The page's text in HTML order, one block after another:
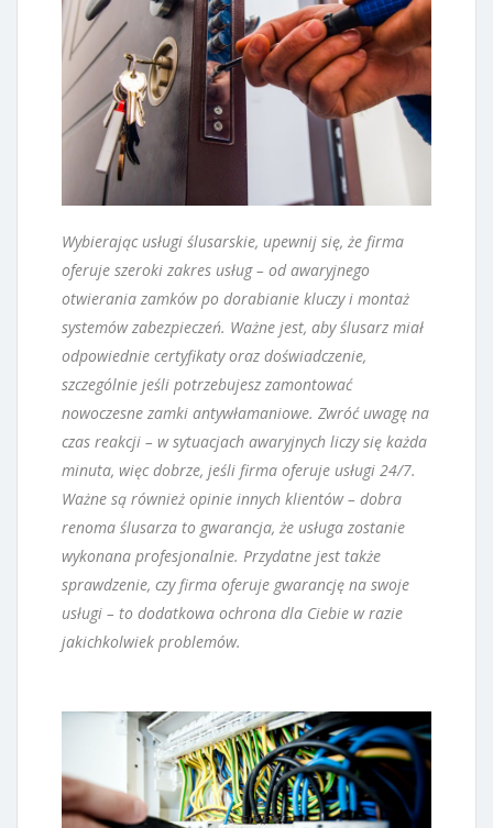
Wybierając usługi ślusarskie, upewnij się, że firma
oferuje szeroki zakres usług – od awaryjnego
otwierania zamków po dorabianie kluczy i montaż
systemów zabezpieczeń. Ważne jest, aby ślusarz miał
odpowiednie certyfikaty oraz doświadczenie,
szczególnie jeśli potrzebujesz zamontować
nowoczesne zamki antywłamaniowe. Zwróć uwagę na
czas reakcji – w sytuacjach awaryjnych liczy się każda
minuta, więc dobrze, jeśli firma oferuje usługi 24/7.
Ważne są również opinie innych klientów – dobra
renoma ślusarza to gwarancja, że usługa zostanie
wykonana profesjonalnie. Przydatne jest także
sprawdzenie, czy firma oferuje gwarancję na swoje
usługi – to dodatkowa ochrona dla Ciebie w razie
jakichkolwiek problemów.